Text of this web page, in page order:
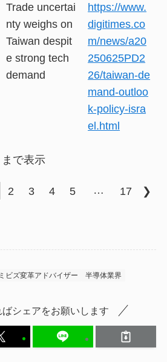
Trade uncertai
nty weighs on
Taiwan despit
e strong tech
demand
https://www.
digitimes.co
m/news/a20
250625PD2
26/taiwan-de
mand-outloo
k-policy-isra
el.html
で表示
2 3 4 5 … 17 ❯
ビズ変革アドバイザー 半導体業界
ばシェアをお願いします